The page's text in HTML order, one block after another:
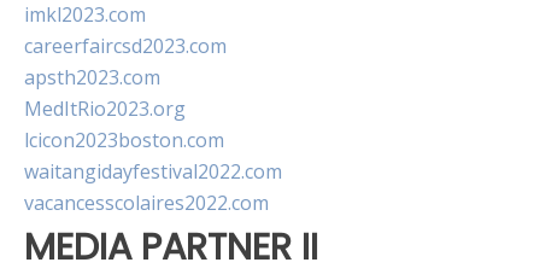
imkl2023.com
careerfaircsd2023.com
apsth2023.com
MedItRio2023.org
lcicon2023boston.com
waitangidayfestival2022.com
vacancesscolaires2022.com
MEDIA PARTNER II